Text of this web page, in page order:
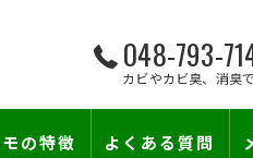
048-793-
カビやカビ臭、消臭
の特徴 よくある質問